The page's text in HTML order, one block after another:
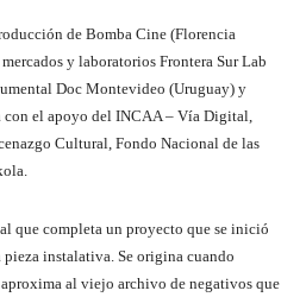
de Bomba Cine (Florencia
y laboratorios Frontera Sur Lab
Doc Montevideo (Uruguay) y
con el apoyo del INCAA – Vía Digital,
Cultural, Fondo Nacional de las
que completa un proyecto que se inició
instalativa. Se origina cuando
al viejo archivo de negativos que